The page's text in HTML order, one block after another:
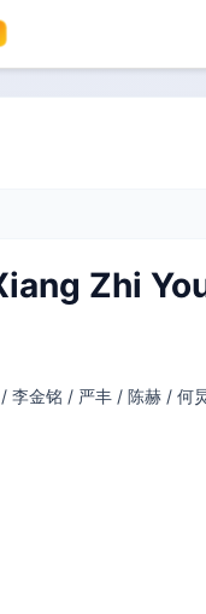
Zhi
李金铭 / 严丰 / 陈赫 / 何